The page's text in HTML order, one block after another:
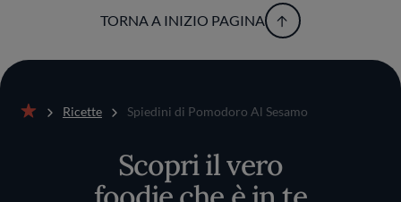
TORNA A INIZIO PAGINA
Ricette Spiedini di Pomodoro Al Sesamo
Scopri il vero